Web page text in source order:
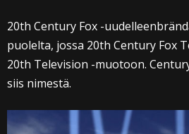
20th Century Fox -
puolelta, jossa 20th Century Fox
20th Television -muotoon.
siis nimestä.